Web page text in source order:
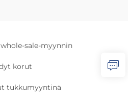
sale-myynnin
korut
tukkumyyntinä